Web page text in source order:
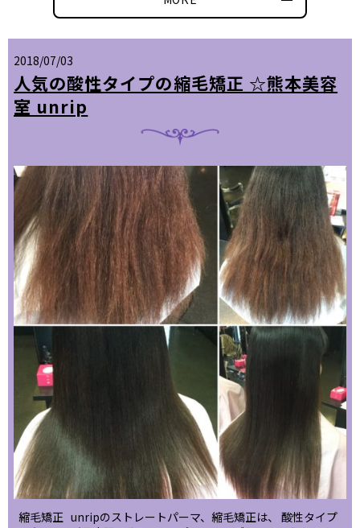
2018/07/03
人気の酸性タイプの縮毛矯正 ☆熊本美容
室 unrip
縮毛矯正 unripのストレートパーマ、縮毛矯正は、 酸性タイプ